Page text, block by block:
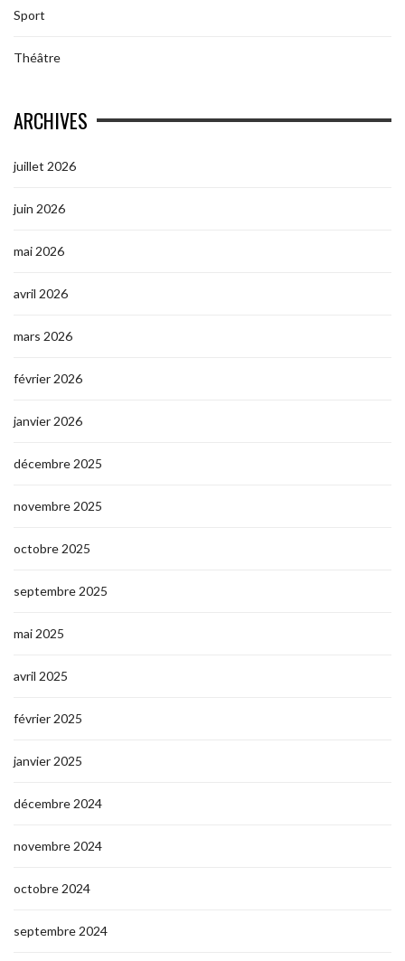
Sport
Théâtre
ARCHIVES
juillet 2026
juin 2026
mai 2026
avril 2026
mars 2026
février 2026
janvier 2026
décembre 2025
novembre 2025
octobre 2025
septembre 2025
mai 2025
avril 2025
février 2025
janvier 2025
décembre 2024
novembre 2024
octobre 2024
septembre 2024